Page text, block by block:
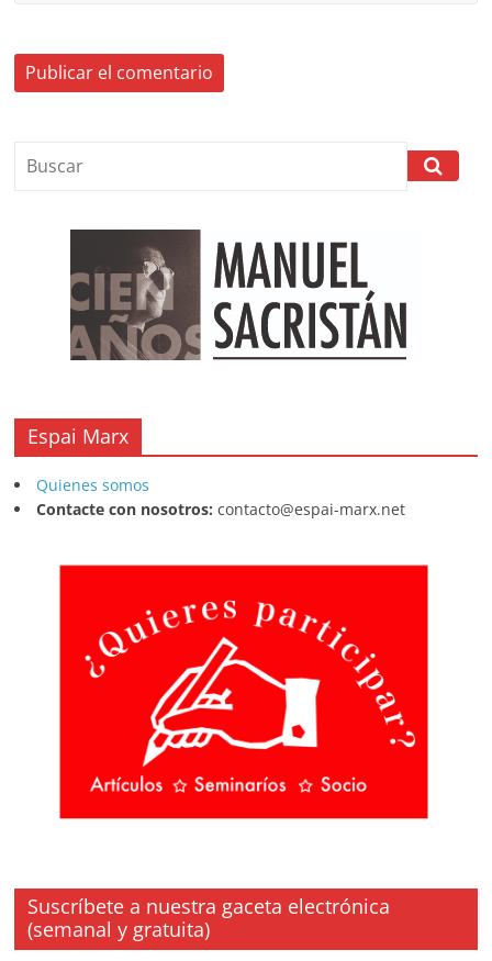
Espai Marx
Quienes somos
Contacte con nosotros: contacto@espai-marx.net
Suscríbete a nuestra gaceta electrónica
(semanal y gratuita)